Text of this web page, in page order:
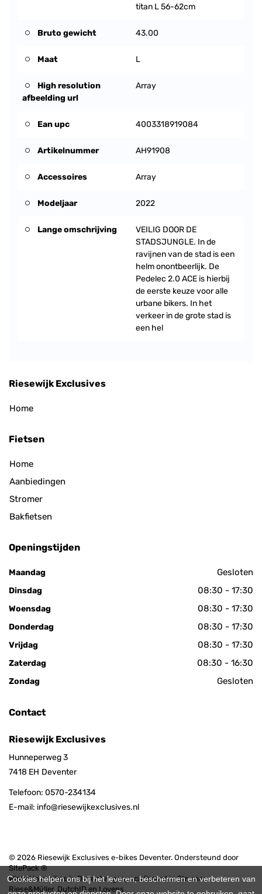
titan L 56-62cm
Bruto gewicht 43.00
Maat L
High resolution
afbeelding url
Array
Ean upc 4003318919084
Artikelnummer AH91908
Accessoires Array
Modeljaar 2022
Lange omschrijving
VEILIG DOOR DE
STADSJUNGLE. In de
ravijnen van de stad is een
helm onontbeerlijk. De
Pedelec 2.0 ACE is hierbij
de eerste keuze voor alle
urbane bikers. In het
verkeer in de grote stad is
een hel
Riesewijk Exclusives
Home
Fietsen
Home
Aanbiedingen
Stromer
Bakfietsen
Openingstijden
Maandag Gesloten
Dinsdag 08:30 - 17:30
Woensdag 08:30 - 17:30
Donderdag 08:30 - 17:30
Vrijdag 08:30 - 17:30
Zaterdag 08:30 - 16:30
Zondag Gesloten
Contact
Riesewijk Exclusives
Hunneperweg 3
7418 EH Deventer
Telefoon: 0570-234134
E-mail: info@riesewijkexclusives.nl
© 2026 Riesewijk Exclusives e-bikes Deventer. Ondersteund door
SitePack ®
Winkel in e-bikes in Deventer, gespecialiseerd in Stromer,
Riese&Müller, DutchID en Lovens
Cookies helpen ons bij het leveren, beschermen en verbeteren van